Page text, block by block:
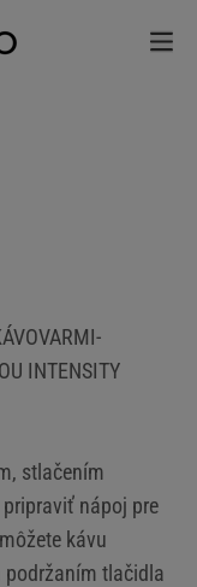
INTENSITY
stlačením
nápoj pre
kávu
tlačidla